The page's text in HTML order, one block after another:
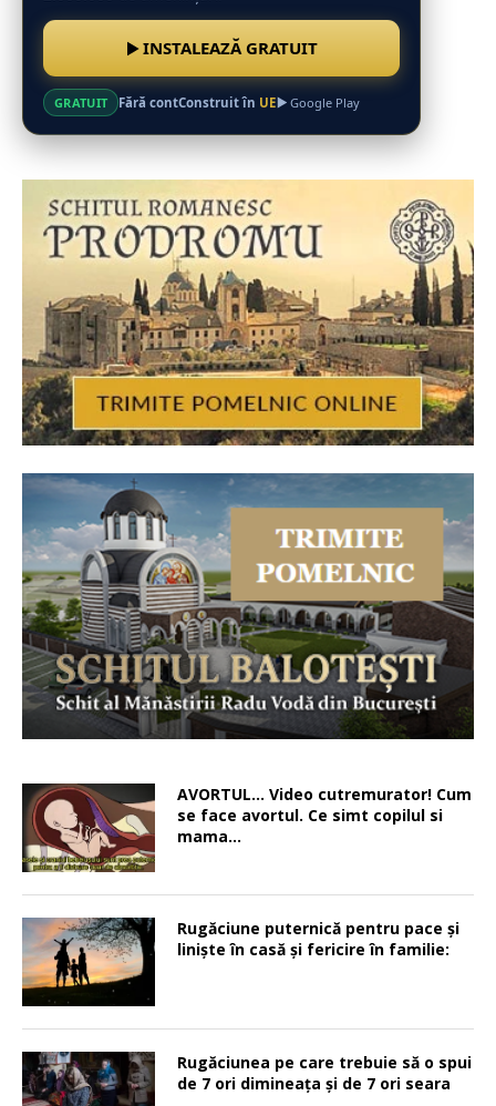
INSTALEAZĂ GRATUIT
GRATUIT Fără contConstruit în UE Google Play
AVORTUL… Video cutremurator! Cum
se face avortul. Ce simt copilul si
mama…
Rugăciune puternică pentru pace şi
linişte în casă şi fericire în familie:
Rugăciunea pe care trebuie să o spui
de 7 ori dimineața și de 7 ori seara